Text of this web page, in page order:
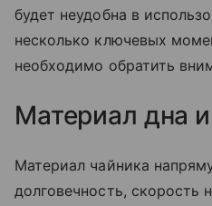
будет неудобна в
несколько ключевых
необходимо обратить
Материал дна
Материал чайника
долговечность, скорость